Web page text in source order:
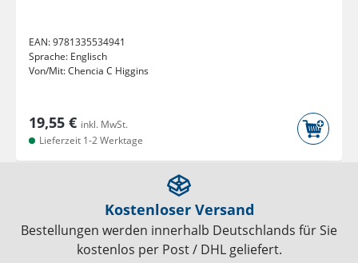
EAN:9781335534941
Sprache: Englisch
Von/Mit:Chencia C Higgins
19,55 € inkl. MwSt.
Lieferzeit 1-2 Werktage
Kostenloser Versand
Bestellungen werden innerhalb Deutschlands für Sie
kostenlos per Post / DHL geliefert.